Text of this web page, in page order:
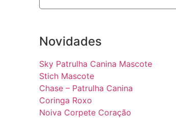
Novidades
Sky Patrulha Canina Mascote
Stich Mascote
Chase – Patrulha Canina
Coringa Roxo
Noiva Corpete Coração